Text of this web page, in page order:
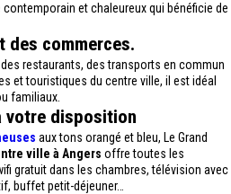
contemporain et chaleureux qui bénéficie de
des commerces.
restaurants, des transports en commun
et touristiques du centre ville, il est idéal
familiaux.
votre disposition
aux tons orangé et bleu, Le Grand
ville à Angers offre toutes les
gratuit dans les chambres, télévision avec
buffet petit-déjeuner…